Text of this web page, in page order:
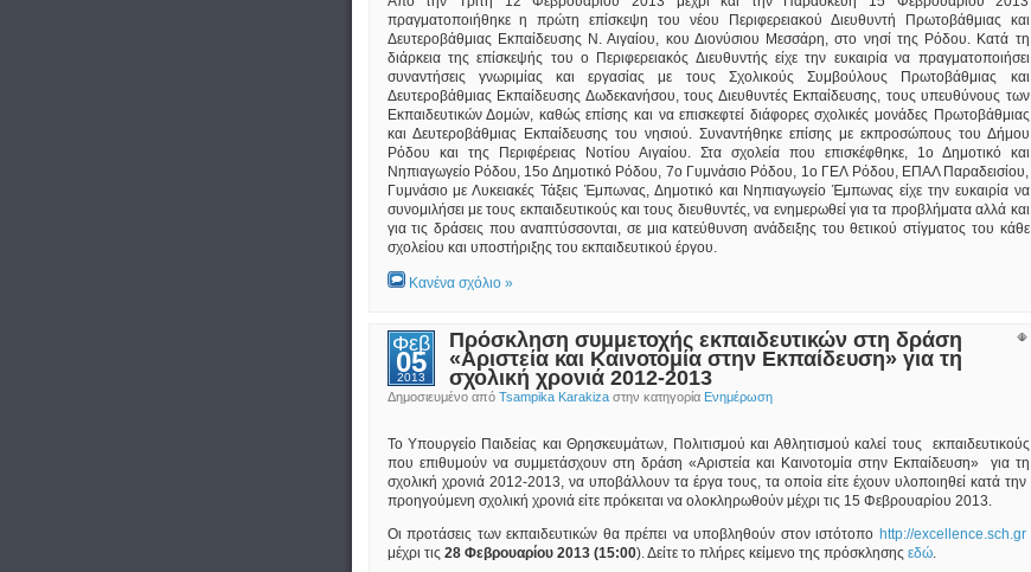
πραγματοποιήθηκε η πρώτη επίσκεψη του νέου Περιφερειακού Διευθυντή Πρωτοβάθμιας και
Δευτεροβάθμιας Εκπαίδευσης Ν. Αιγαίου, κου Διονύσιου Μεσσάρη, στο νησί της Ρόδου. Κατά τη
διάρκεια της επίσκεψής του ο Περιφερειακός Διευθυντής είχε την ευκαιρία να πραγματοποιήσει
συναντήσεις γνωριμίας και εργασίας με τους Σχολικούς Συμβούλους Πρωτοβάθμιας και
Δευτεροβάθμιας Εκπαίδευσης Δωδεκανήσου, τους Διευθυντές Εκπαίδευσης, τους υπευθύνους των
Εκπαιδευτικών Δομών, καθώς επίσης και να επισκεφτεί διάφορες σχολικές μονάδες Πρωτοβάθμιας
και Δευτεροβάθμιας Εκπαίδευσης του νησιού. Συναντήθηκε επίσης με εκπροσώπους του Δήμου
Ρόδου και της Περιφέρειας Νοτίου Αιγαίου. Στα σχολεία που επισκέφθηκε, 1ο Δημοτικό και
Νηπιαγωγείο Ρόδου, 15ο Δημοτικό Ρόδου, 7ο Γυμνάσιο Ρόδου, 1ο ΓΕΛ Ρόδου, ΕΠΑΛ Παραδεισίου,
Γυμνάσιο με Λυκειακές Τάξεις Έμπωνας, Δημοτικό και Νηπιαγωγείο Έμπωνας είχε την ευκαιρία να
συνομιλήσει με τους εκπαιδευτικούς και τους διευθυντές, να ενημερωθεί για τα προβλήματα αλλά και
για τις δράσεις που αναπτύσσονται, σε μια κατεύθυνση ανάδειξης του θετικού στίγματος του κάθε
σχολείου και υποστήριξης του εκπαιδευτικού έργου.
Κανένα σχόλιο »
Φεβ
05
2013
Πρόσκληση συμμετοχής εκπαιδευτικών στη δράση
«Αριστεία και Καινοτομία στην Εκπαίδευση» για τη
σχολική χρονιά 2012-2013
Δημοσιευμένο από Tsampika Karakizaστην κατηγορία Ενημέρωση
Το Υπουργείο Παιδείας και Θρησκευμάτων, Πολιτισμού και Αθλητισμού καλεί τους εκπαιδευτικούς
που επιθυμούν να συμμετάσχουν στη δράση «Αριστεία και Καινοτομία στην Εκπαίδευση» για τη
σχολική χρονιά 2012-2013, να υποβάλλουν τα έργα τους, τα οποία είτε έχουν υλοποιηθεί κατά την
προηγούμενη σχολική χρονιά είτε πρόκειται να ολοκληρωθούν μέχρι τις 15 Φεβρουαρίου 2013.
Οι προτάσεις των εκπαιδευτικών θα πρέπει να υποβληθούν στον ιστότοπο http://excellence.sch.gr
μέχρι τις 28 Φεβρουαρίου 2013 (15:00). Δείτε το πλήρες κείμενο της πρόσκλησης εδώ.